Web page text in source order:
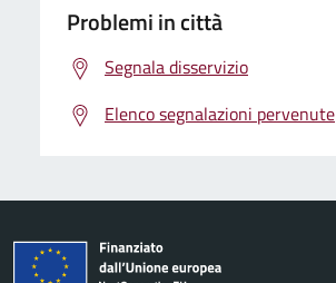
Problemi in città
Segnala disservizio
Elenco segnalazioni pervenute